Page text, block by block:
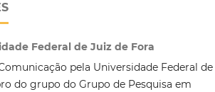
Federal de Juiz de Fora
pela Universidade Federal de
do grupo do Grupo de Pesquisa em